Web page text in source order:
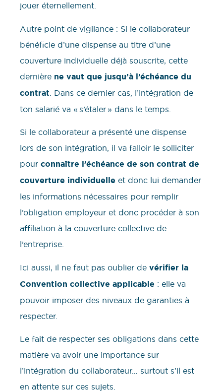
jouer éternellement.
Autre point de vigilance : Si le collaborateur
bénéficie d’une dispense au titre d’une
couverture individuelle déjà souscrite, cette
dernière ne vaut que jusqu’à l’échéance du
contrat . Dans ce dernier cas, l’intégration de
ton salarié va « s’étaler » dans le temps.
Si le collaborateur a présenté une dispense
lors de son intégration, il va falloir le solliciter
pour connaître l’échéance de son contrat de
couverture individuelle et donc lui demander
les informations nécessaires pour remplir
l’obligation employeur et donc procéder à son
affiliation à la couverture collective de
l’entreprise.
Ici aussi, il ne faut pas oublier de vérifier la
Convention collective applicable : elle va
pouvoir imposer des niveaux de garanties à
respecter.
Le fait de respecter ses obligations dans cette
matière va avoir une importance sur
l’intégration du collaborateur… surtout s’il est
en attente sur ces sujets.